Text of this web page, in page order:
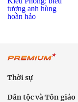
Thời sự
Dân tộc và Tôn giáo